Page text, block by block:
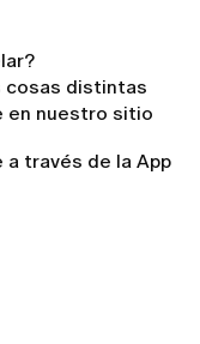
cosas distintas
en nuestro sitio
través de la App